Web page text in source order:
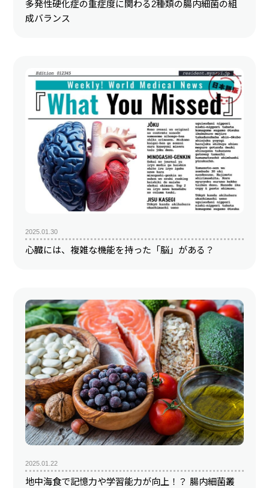
多発性硬化症の重症度に関わる2種類の腸内細菌の組
成バランス
2025.01.30
心臓には、複雑な機能を持った「脳」がある？
2025.01.22
地中海食で記憶力や学習能力が向上！？ 腸内細菌叢